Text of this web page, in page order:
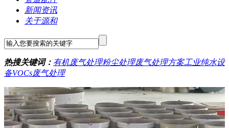
新闻资讯
关于源和
热搜关键词： 有机废气处理粉尘处理废气处理方案工业纯水设
备VOCs废气处理